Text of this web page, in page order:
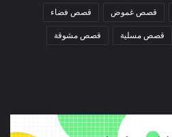
قصص غموض قصص فضاء
قصص مسلية قصص مشوقة